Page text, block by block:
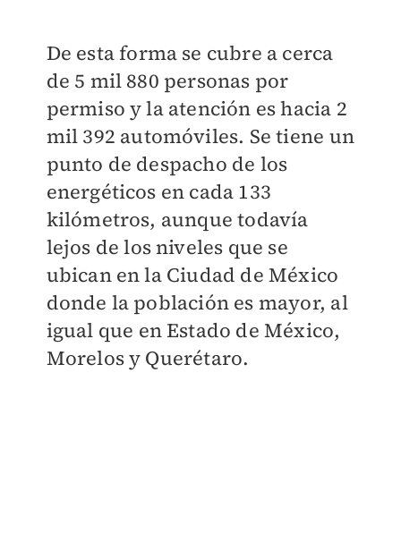
De esta forma se cubre a cerca
de 5 mil 880 personas por
permiso y la atención es hacia 2
mil 392 automóviles. Se tiene un
punto de despacho de los
energéticos en cada 133
kilómetros, aunque todavía
lejos de los niveles que se
ubican en la Ciudad de México
donde la población es mayor, al
igual que en Estado de México,
Morelos y Querétaro.